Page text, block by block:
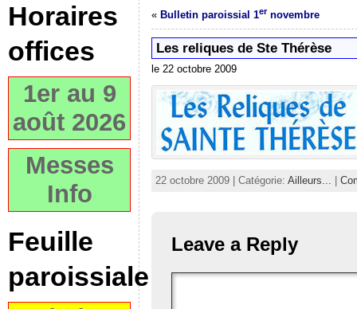
Horaires
offices
1er au 9
août 2026
Messes
Info
Feuille
paroissiale
« Bulletin paroissial 1er novembre
Les reliques de Ste Thérèse
le 22 octobre 2009
22 octobre 2009 | Catégorie: Ailleurs...
Leave a Reply